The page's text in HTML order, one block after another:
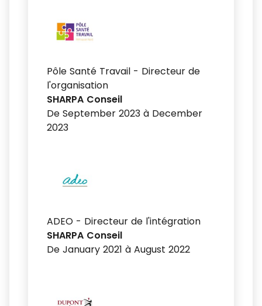
Pôle Santé Travail - Directeur de
l'organisation
SHARPA Conseil
De September 2023 à December
2023
ADEO - Directeur de l'intégration
SHARPA Conseil
De January 2021 à August 2022